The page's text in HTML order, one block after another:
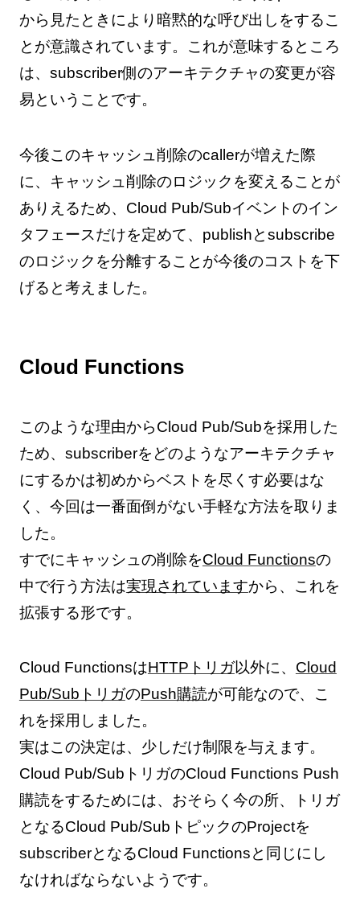
から見たときにより暗黙的な呼び出しをするこ
とが意識されています。これが意味するところ
は、subscriber側のアーキテクチャの変更が容
易ということです。
今後このキャッシュ削除のcallerが増えた際
に、キャッシュ削除のロジックを変えることが
ありえるため、Cloud Pub/Subイベントのイン
タフェースだけを定めて、publishとsubscribe
のロジックを分離することが今後のコストを下
げると考えました。
Cloud Functions
このような理由からCloud Pub/Subを採用した
ため、subscriberをどのようなアーキテクチャ
にするかは初めからベストを尽くす必要はな
く、今回は一番面倒がない手軽な方法を取りま
した。
すでにキャッシュの削除をCloud Functionsの
中で行う方法は実現されていますから、これを
拡張する形です。
Cloud FunctionsはHTTPトリガ以外に、 Cloud
Pub/SubトリガのPush購読が可能なので、こ
れを採用しました。
実はこの決定は、少しだけ制限を与えます。
Cloud Pub/SubトリガのCloud Functions Push
購読をするためには、おそらく今の所、トリガ
となるCloud Pub/SubトピックのProjectを
subscriberとなるCloud Functionsと同じにし
なければならないようです。